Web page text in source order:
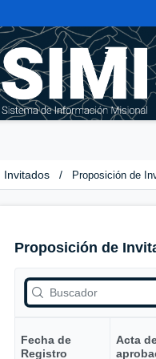
Invitados / Proposición de
Proposición de
Fecha de
Registro
Acta